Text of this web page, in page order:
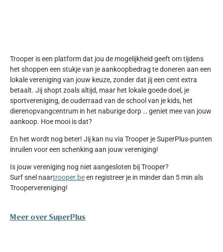
Trooper is een platform dat jou de mogelijkheid geeft om tijdens
het shoppen een stukje van je aankoopbedrag te doneren aan een
lokale vereniging van jouw keuze, zonder dat jij een cent extra
betaalt. Jij shopt zoals altijd, maar het lokale goede doel, je
sportvereniging, de ouderraad van de school van je kids, het
dierenopvangcentrum in het naburige dorp … geniet mee van jouw
aankoop. Hoe mooi is dat?
En het wordt nog beter! Jij kan nu via Trooper je SuperPlus-punten
inruilen voor een schenking aan jouw vereniging!
Is jouw vereniging nog niet aangesloten bij Trooper?
Surf snel naartrooper.been registreer je in minder dan 5 min als
Troopervereniging!
Meer over SuperPlus